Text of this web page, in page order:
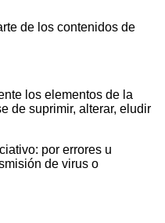
de los contenidos de
los elementos de la
de suprimir, alterar, eludir
por errores u
de virus o